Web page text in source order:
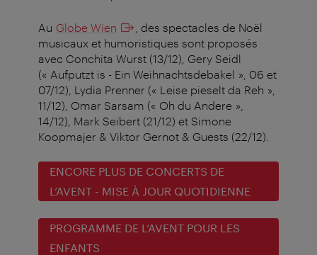
Au Globe Wien
, des spectacles de Noël
musicaux et humoristiques sont proposés
avec Conchita Wurst (13/12), Gery Seidl
(« Aufputzt is - Ein Weihnachtsdebakel », 06 et
07/12), Lydia Prenner (« Leise pieselt da Reh »,
11/12), Omar Sarsam (« Oh du Andere »,
14/12), Mark Seibert (21/12) et Simone
Koopmajer & Viktor Gernot & Guests (22/12).
ENCORE PLUS DE CONCERTS DE
L’AVENT - MISE À JOUR QUOTIDIENNE
PROGRAMME DE L’AVENT POUR LES
ENFANTS